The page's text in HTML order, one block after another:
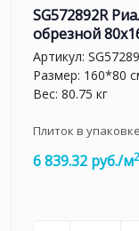
SG572892R
обрезной
Артикул:
Размер: 160*80
Вес: 80.75 кг
Плиток в
6 839.32 руб./м2